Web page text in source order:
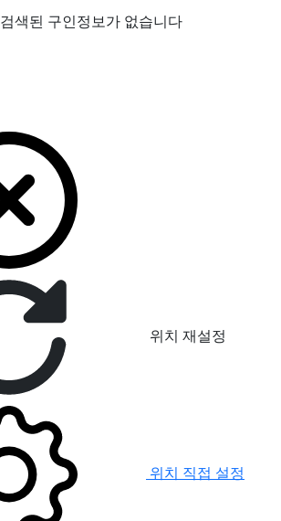
검색된 구인정보가 없습니다
위치 재설정
위치 직접 설정